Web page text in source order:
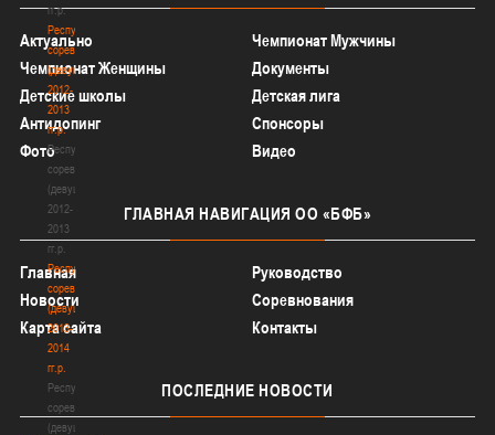
гг.р.
Республиканские
соревнования
(девушки)
2012-
2013
гг.р.
Республиканские
соревнования
(девушки)
2012-
2013
гг.р.
Республиканские
соревнования
(девушки)
2013-
2014
гг.р.
Республиканские
соревнования
(девушки)
Актуально
Чемпионат Мужчины
Чемпионат Женщины
Документы
Детские школы
Детская лига
Антидопинг
Спонсоры
Фото
Видео
ГЛАВНАЯ НАВИГАЦИЯ ОО «БФБ»
Главная
Руководство
Новости
Соревнования
Карта сайта
Контакты
ПОСЛЕДНИЕ НОВОСТИ